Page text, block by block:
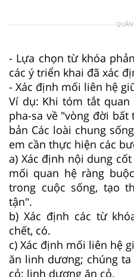
- Lựa chọn từ khóa
các ý triển khai đã xác
- Xác định mối liên hệ
Ví dụ: Khi tóm tắt
pha-sa về "vòng đời
bản Các loài chung
em cần thực hiện các
a) Xác định nội dung
mối quan hệ ràng
trong cuộc sống, tạo
tận".
b) Xác định các từ
chết, có.
c) Xác định mối liên hệ
ăn linh dương; chúng
cỏ; linh dương ăn cỏ.